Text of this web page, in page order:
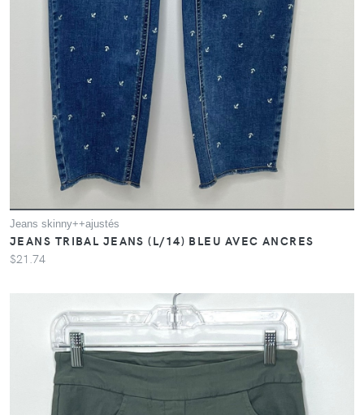
Jeans skinny++ajustés
JEANS TRIBAL JEANS (L/14) BLEU AVEC ANCRES
$21.74